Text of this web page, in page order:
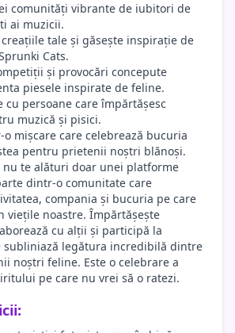
comunități vibrante de iubitori de
ai muzicii.
tale și găsește inspirație de
Cats.
și provocări concepute
piesele inspirate de feline.
cu persoane care împărtășesc
muzică și pisici.
mișcare care celebrează bucuria
pentru prietenii noștri blănoși.
nu te alături doar unei platforme
dintr-o comunitate care
compania și bucuria pe care
viețile noastre. Împărtășește
cu alții și participă la
subliniază legătura incredibilă dintre
noștri feline. Este o celebrare a
pe care nu vrei să o ratezi.